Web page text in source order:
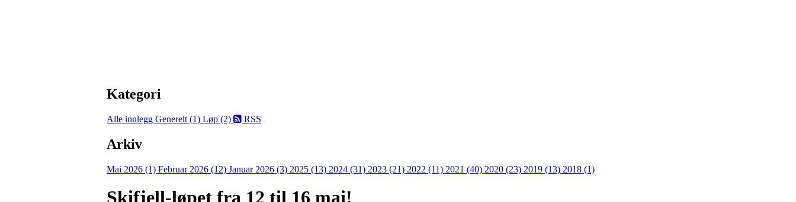
Kategori
Alle innlegg Generelt (1) Løp (2) RSS
Arkiv
Mai 2026 (1) Februar 2026 (12) Januar 2026 (3) 2025 (13) 2024 (31) 2023 (21) 2022 (11) 2021 (40) 2020 (23) 2019 (13) 2018 (1)
Skifjell-løpet fra 12 til 16 mai!